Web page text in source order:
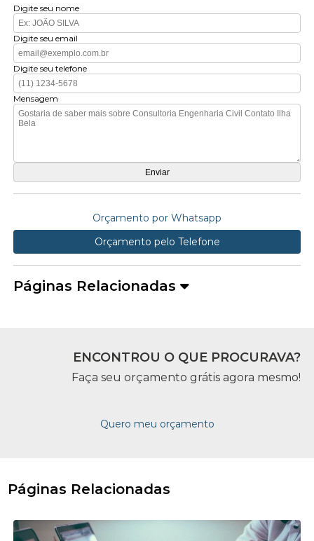
Digite seu nome
Digite seu email
Digite seu telefone
Mensagem
Orçamento por Whatsapp
Orçamento pelo Telefone
Páginas Relacionadas
ENCONTROU O QUE PROCURAVA?
Faça seu orçamento grátis agora mesmo!
Quero meu orçamento
Páginas Relacionadas